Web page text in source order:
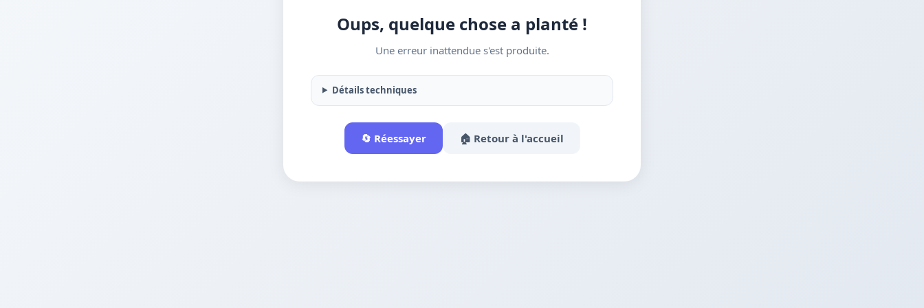
Oups, quelque chose a planté !
Une erreur inattendue s'est produite.
Détails techniques
🔄 Réessayer 🏠 Retour à l'accueil